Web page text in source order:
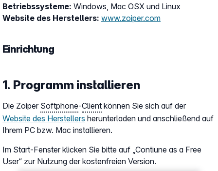
Betriebssysteme: Windows, Mac OSX und Linux
Website des Herstellers: www.zoiper.com
Einrichtung
1. Programm installieren
Die Zoiper Softphone-Client können Sie sich auf der
Website des Herstellers herunterladen und anschließend auf
Ihrem PC bzw. Mac installieren.
Im Start-Fenster klicken Sie bitte auf „Contiune as a Free
User“ zur Nutzung der kostenfreien Version.